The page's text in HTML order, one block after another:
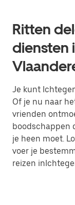
Ritten
diensten
Je kunt
Of je nu naar
vrienden
boodschappen
je heen moet.
voer je
reizen